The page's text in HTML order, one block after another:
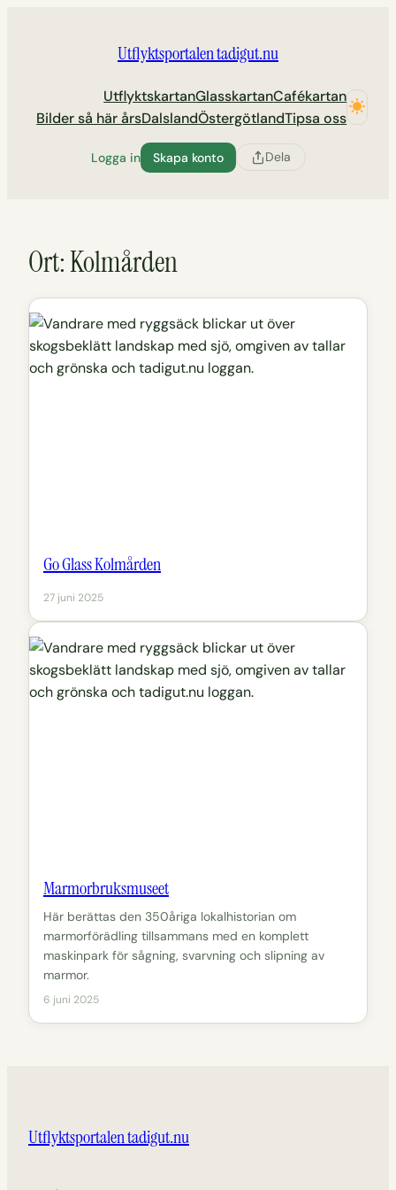
Utflyktsportalen tadigut.nu
UtflyktskartanGlasskartanCafékartan
Bilder så här årsDalslandÖstergötlandTipsa oss
Logga in Skapa konto Dela
Ort:Kolmården
Go Glass Kolmården
27 juni 2025
Marmorbruksmuseet
Här berättas den 350åriga lokalhistorian om
marmorförädling tillsammans med en komplett
maskinpark för sågning, svarvning och slipning av
marmor.
6 juni 2025
Utflyktsportalen tadigut.nu